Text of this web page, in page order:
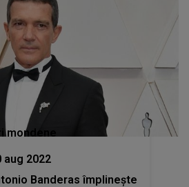
mondene
aug 2022
Banderas împlineşte